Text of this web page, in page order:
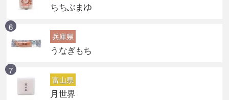
ちちぶまゆ
兵庫県
うなぎもち
富山県
月世界